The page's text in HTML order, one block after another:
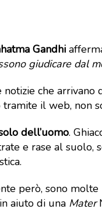
Gandhi
giudicare dal
che arrivano
tramite il web, non
dell’uomo.
e rase al suolo,
però, sono
aiuto di una Mater